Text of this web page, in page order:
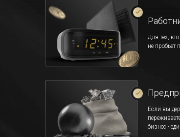
Для тех,
не пробьет
Если вы
бизнес -